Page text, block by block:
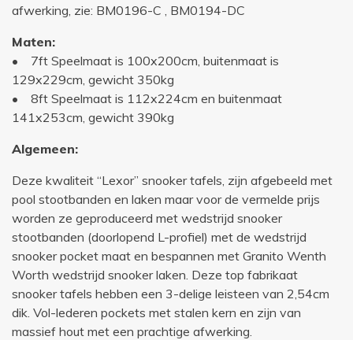
afwerking, zie: BM0196-C , BM0194-DC
Maten:
• 7ft Speelmaat is 100x200cm, buitenmaat is
129x229cm, gewicht 350kg
• 8ft Speelmaat is 112x224cm en buitenmaat
141x253cm, gewicht 390kg
Algemeen:
Deze kwaliteit “Lexor” snooker tafels, zijn afgebeeld met
pool stootbanden en laken maar voor de vermelde prijs
worden ze geproduceerd met wedstrijd snooker
stootbanden (doorlopend L-profiel) met de wedstrijd
snooker pocket maat en bespannen met Granito Wenth
Worth wedstrijd snooker laken. Deze top fabrikaat
snooker tafels hebben een 3-delige leisteen van 2,54cm
dik. Vol-lederen pockets met stalen kern en zijn van
massief hout met een prachtige afwerking.